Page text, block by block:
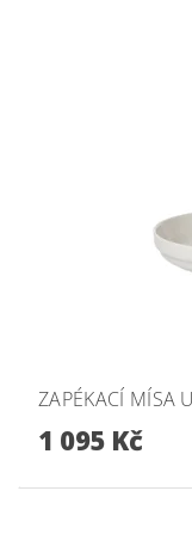
ZAPÉKACÍ MÍSA
1 095 Kč